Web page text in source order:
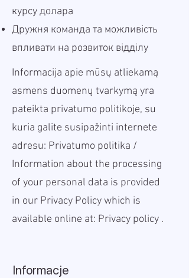
курсу долара
Дружня команда та можливість
впливати на розвиток відділу
Informacija apie mūsų atliekamą
asmens duomenų tvarkymą yra
pateikta privatumo politikoje, su
kuria galite susipažinti internete
adresu: Privatumo politika /
Information about the processing
of your personal data is provided
in our Privacy Policy which is
available online at: Privacy policy .
Informacje